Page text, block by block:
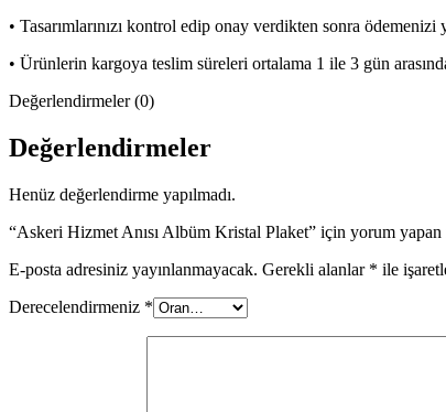
• Tasarımlarınızı kontrol edip onay verdikten sonra
• Ürünlerin kargoya teslim süreleri ortalama 1 ile 3 gün
Değerlendirmeler (0)
Değerlendirmeler
Henüz değerlendirme yapılmadı.
“Askeri Hizmet Anısı Albüm Kristal Plaket” için yorum
E-posta adresiniz yayınlanmayacak. Gerekli alanlar * ile
Derecelendirmeniz *